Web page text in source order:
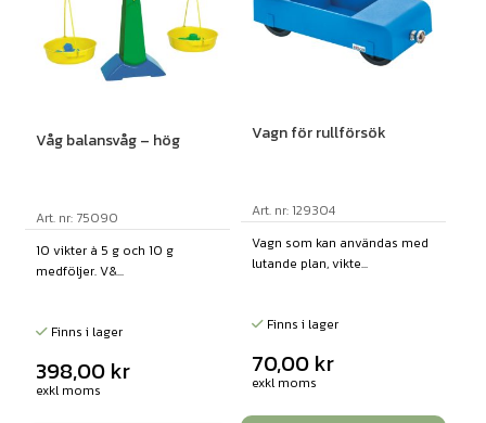
Våg balansvåg – hög
Art. nr: 75090
10 vikter à 5 g och 10 g
medföljer. V&...
Finns i lager
398,00 kr
exkl moms
Vagn för rullförsök
Art. nr: 129304
Vagn som kan användas med
lutande plan, vikte...
Finns i lager
70,00 kr
exkl moms